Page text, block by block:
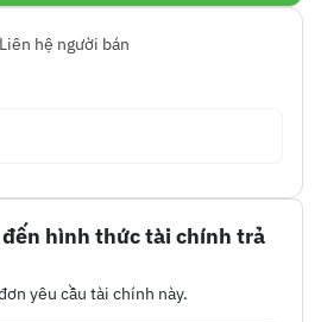
Liên hệ người bán
hình thức tài chính trả
yêu cầu tài chính này.